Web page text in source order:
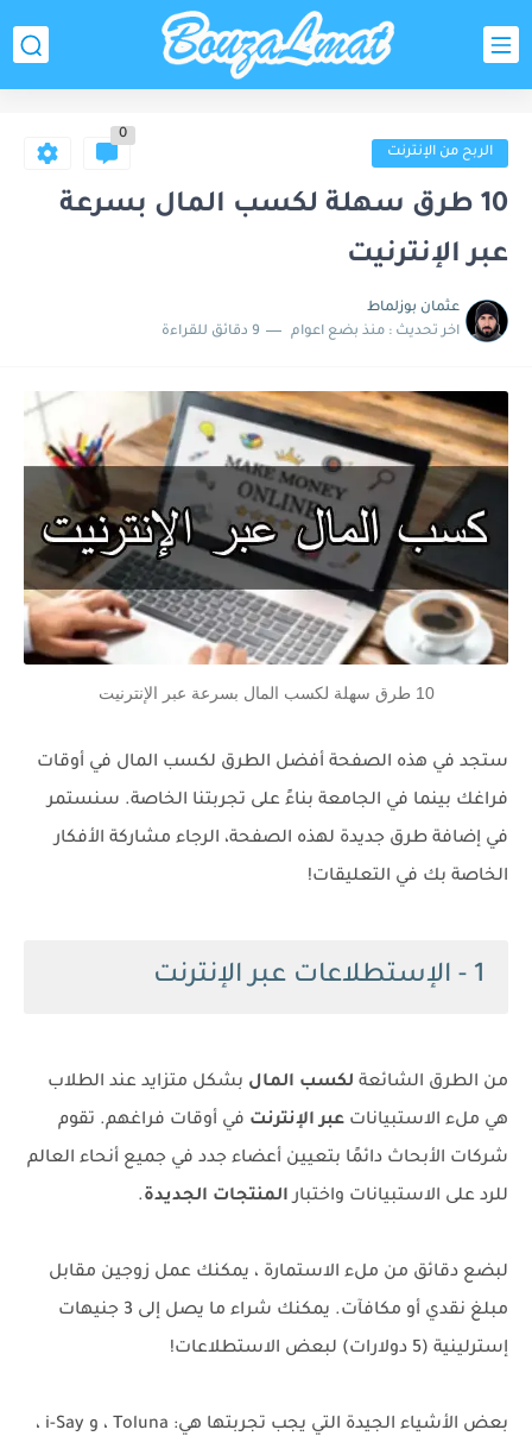
الربح من الإنترنت
0
10 طرق سهلة لكسب المال بسرعة
عبر الإنترنيت
عثمان بوزلماط
اخر تحديث : منذ بضع اعوام 9 دقائق للقراءة
10 طرق سهلة لكسب المال بسرعة عبر الإنترنيت
ستجد في هذه الصفحة أفضل الطرق لكسب المال في أوقات
فراغك بينما في الجامعة بناءً على تجربتنا الخاصة. سنستمر
في إضافة طرق جديدة لهذه الصفحة، الرجاء مشاركة الأفكار
الخاصة بك في التعليقات!
1 - الإستطلاعات عبر الإنترنت
من الطرق الشائعة لكسب المال بشكل متزايد عند الطلاب
هي ملء الاستبيانات عبر الإنترنت في أوقات فراغهم. تقوم
شركات الأبحاث دائمًا بتعيين أعضاء جدد في جميع أنحاء العالم
للرد على الاستبيانات واختبارالمنتجات الجديدة.
لبضع دقائق من ملء الاستمارة ، يمكنك عمل زوجين مقابل
مبلغ نقدي أو مكافآت. يمكنك شراء ما يصل إلى 3 جنيهات
إسترلينية (5 دولارات) لبعض الاستطلاعات!
بعض الأشياء الجيدة التي يجب تجربتها هي: Toluna ، و i-Say ،